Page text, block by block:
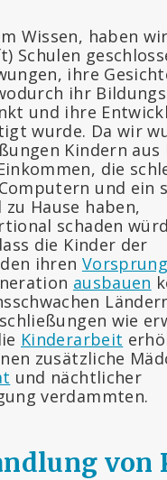
Wissen, haben
Schulen
ihre
ihr
und ihre
wurde. Da wir
Kindern
die
und ein
Hause haben,
schaden
die Kinder der
ihren Vorsprung
ausbauen
wie
Kinderarbeit
zusätzliche
und nächtlicher
verdammten.
von